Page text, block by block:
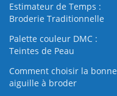
Estimateur de Temps :
Broderie Traditionnelle
Palette couleur DMC :
Teintes de Peau
Comment choisir la bonne
aiguille à broder